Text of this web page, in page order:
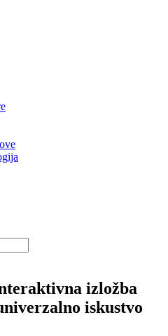
izložba
iskustvo